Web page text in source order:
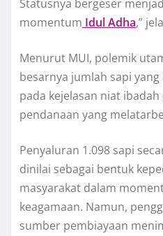
Statusnya bergeser
momentum Idul Adha,”
Menurut MUI, polemik
besarnya jumlah sapi
pada kejelasan niat
pendanaan yang
Penyaluran 1.098 sapi
dinilai sebagai bentuk
masyarakat dalam
keagamaan. Namun,
sumber pembiayaan